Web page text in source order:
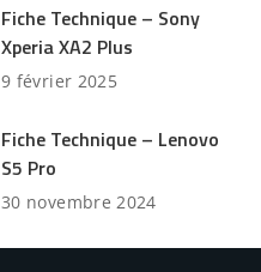
Fiche Technique – Sony
Xperia XA2 Plus
9 février 2025
Fiche Technique – Lenovo
S5 Pro
30 novembre 2024